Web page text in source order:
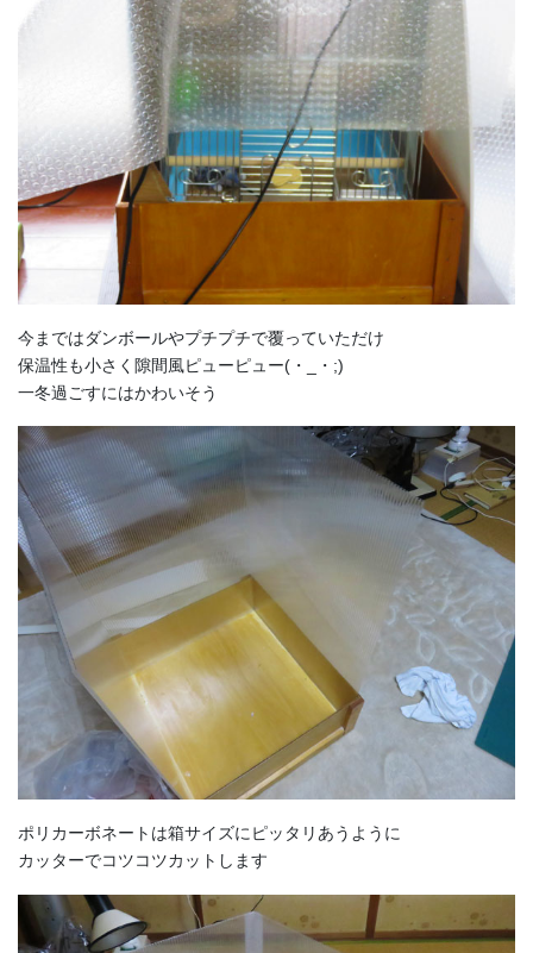
今まではダンボールやプチプチで覆っていただけ
保温性も小さく隙間風ピューピュー(・_・;)
一冬過ごすにはかわいそう
ポリカーボネートは箱サイズにピッタリあうように
カッターでコツコツカットします